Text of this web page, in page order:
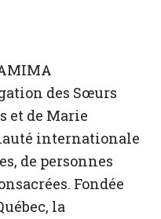
des Sœurs
et de Marie
internationale
de personnes
Fondée
la